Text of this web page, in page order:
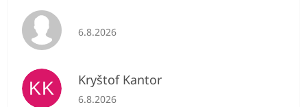
Hodnocení obchodu je 5 z 5 hvězdiček.
6.8.2026
KK Kryštof Kantor
Hodnocení obchodu je 5 z 5 hvězdiček.
6.8.2026